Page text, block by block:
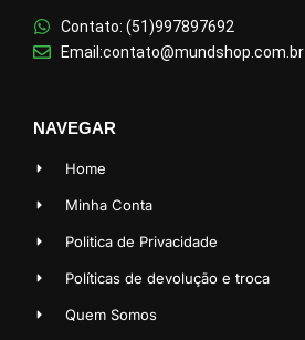
Contato: (51)997897692
Email:contato@mundshop.com.br
NAVEGAR
Home
Minha Conta
Politica de Privacidade
Políticas de devolução e troca
Quem Somos